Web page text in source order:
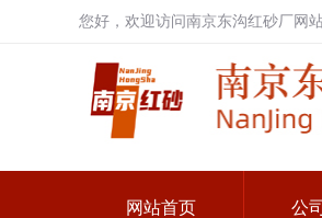
您好，欢迎访问南京东沟红砂厂网
网站首页 公